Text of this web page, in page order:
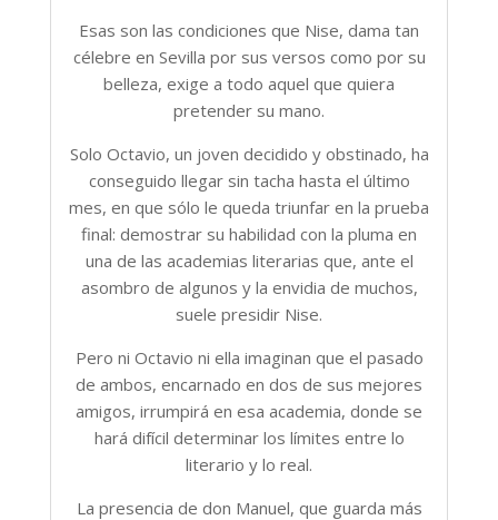
Esas son las condiciones que Nise, dama tan
célebre en Sevilla por sus versos como por su
belleza, exige a todo aquel que quiera
pretender su mano.
Solo Octavio, un joven decidido y obstinado, ha
conseguido llegar sin tacha hasta el último
mes, en que sólo le queda triunfar en la prueba
final: demostrar su habilidad con la pluma en
una de las academias literarias que, ante el
asombro de algunos y la envidia de muchos,
suele presidir Nise.
Pero ni Octavio ni ella imaginan que el pasado
de ambos, encarnado en dos de sus mejores
amigos, irrumpirá en esa academia, donde se
hará difícil determinar los límites entre lo
literario y lo real.
La presencia de don Manuel, que guarda más